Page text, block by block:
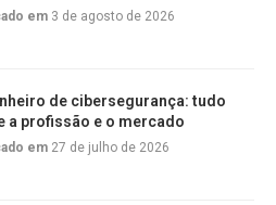
em 3 de agosto de 2026
de cibersegurança: tudo
a profissão e o mercado
em 27 de julho de 2026